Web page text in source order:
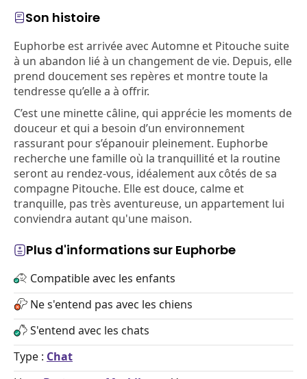
Son histoire
Euphorbe est arrivée avec Automne et Pitouche suite
à un abandon lié à un changement de vie. Depuis, elle
prend doucement ses repères et montre toute la
tendresse qu’elle a à offrir.
C’est une minette câline, qui apprécie les moments de
douceur et qui a besoin d’un environnement
rassurant pour s’épanouir pleinement. Euphorbe
recherche une famille où la tranquillité et la routine
seront au rendez-vous, idéalement aux côtés de sa
compagne Pitouche. Elle est douce, calme et
tranquille, pas très aventureuse, un appartement lui
conviendra autant qu'une maison.
Plus d'informations sur Euphorbe
Compatible avec les enfants
Ne s'entend pas avec les chiens
S'entend avec les chats
Type : Chat